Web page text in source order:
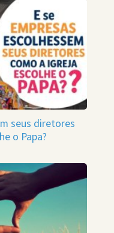
seus diretores
o Papa?